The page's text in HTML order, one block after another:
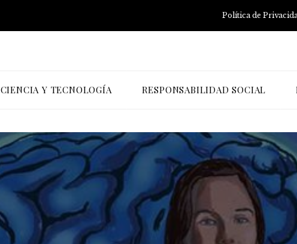
Política de
CIENCIA Y TECNOLOGÍA RESPONSABILIDAD SOCIAL